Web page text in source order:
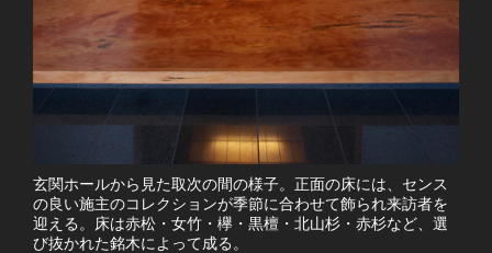
玄関ホールから見た取次の間の様子。正面の床には、センス
の良い施主のコレクションが季節に合わせて飾られ来訪者を
迎える。床は赤松・女竹・欅・黒檀・北山杉・赤杉など、選
び抜かれた銘木によって成る。